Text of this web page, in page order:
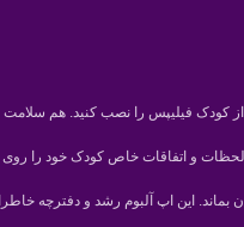
از کودک فیلیپس را نصب کنید. هم
لحظات و اتفاقات خاص کودک خود را
بماند. این اپ آلبوم رشد و دفترچه